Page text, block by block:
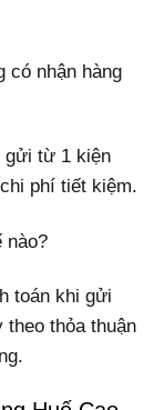
có nhận hàng
gửi từ 1 kiện
phí tiết kiệm.
nào?
toán khi gửi
theo thỏa thuận